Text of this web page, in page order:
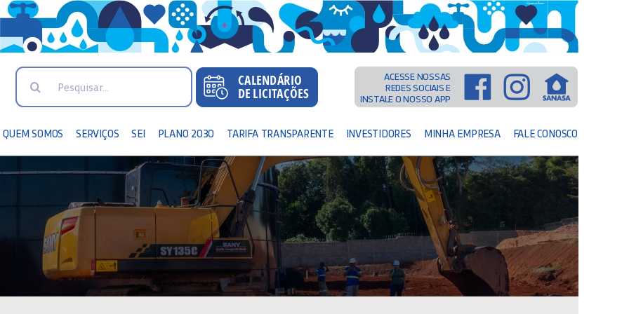
Search
ACESSE NOSSAS
REDES SOCIAIS E
INSTALE O NOSSO APP
QUEM SOMOS SERVIÇOS SEI PLANO 2030 TARIFA TRANSPARENTE INVESTIDORES MINHA EMPRESA FALE CONOSCO